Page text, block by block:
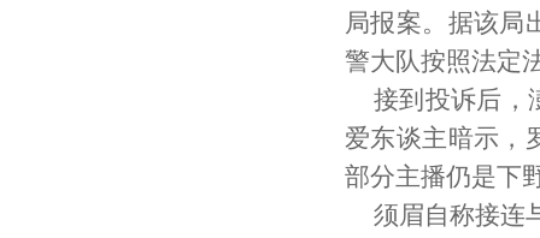
局报案。据该局
警大队按照法定
接到投诉后，
爱东谈主暗示，
部分主播仍是下
须眉自称接连